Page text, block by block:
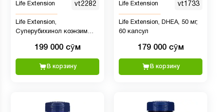
Life Extension vt2282
Life Extension,
Суперубихинол коэнзим
поддержкой митохондрий,
30 таблеток
199 000 сӯм
В корзину
Life Extension vt1733
Life Extension, DHEA, 50 мг,
60 капсул
179 000 сӯм
В корзину